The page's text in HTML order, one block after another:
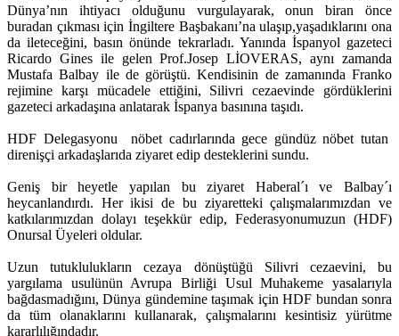
Dünya’nın ihtiyacı olduğunu vurgulayarak, onun biran önce
buradan çıkması için İngiltere Başbakanı’na ulaşıp,yaşadıklarını ona
da ileteceğini, basın önünde tekrarladı. Yanında İspanyol gazeteci
Ricardo Gines ile gelen Prof.Josep LİOVERAS, aynı zamanda
Mustafa Balbay ile de görüştü. Kendisinin de zamanında Franko
rejimine karşı mücadele ettiğini, Silivri cezaevinde gördüklerini
gazeteci arkadaşına anlatarak İspanya basınına taşıdı.
HDF Delegasyonu nöbet cadırlarında gece gündüz nöbet tutan
direnişçi arkadaşlarıda ziyaret edip desteklerini sundu.
Geniş bir heyetle yapılan bu ziyaret Haberal´ı ve Balbay´ı
heycanlandırdı. Her ikisi de bu ziyaretteki çalışmalarımızdan ve
katkılarımızdan dolayı teşekkür edip, Federasyonumuzun (HDF)
Onursal Üyeleri oldular.
Uzun tutuklulukların cezaya dönüştüğü Silivri cezaevini, bu
yargılama usulünün Avrupa Birliği Usul Muhakeme yasalarıyla
bağdasmadığını, Dünya gündemine taşımak için HDF bundan sonra
da tüm olanaklarını kullanarak, çalışmalarını kesintisiz yürütme
kararlılığındadır.